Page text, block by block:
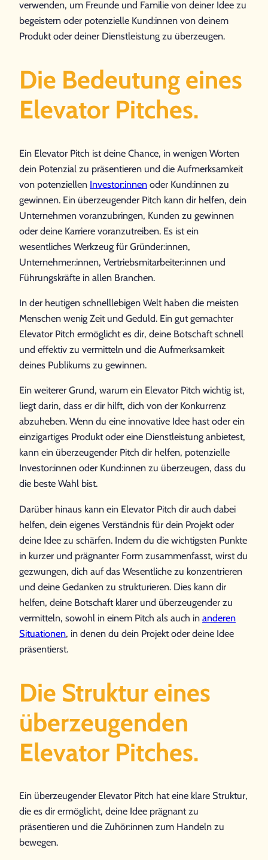
verwenden, um Freunde und Familie von deiner Idee zu
begeistern oder potenzielle Kund:innen von deinem
Produkt oder deiner Dienstleistung zu überzeugen.
Die Bedeutung eines
Elevator Pitches.
Ein Elevator Pitch ist deine Chance, in wenigen Worten
dein Potenzial zu präsentieren und die Aufmerksamkeit
von potenziellen Investor:innen oder Kund:innen zu
gewinnen. Ein überzeugender Pitch kann dir helfen, dein
Unternehmen voranzubringen, Kunden zu gewinnen
oder deine Karriere voranzutreiben. Es ist ein
wesentliches Werkzeug für Gründer:innen,
Unternehmer:innen, Vertriebsmitarbeiter:innen und
Führungskräfte in allen Branchen.
In der heutigen schnelllebigen Welt haben die meisten
Menschen wenig Zeit und Geduld. Ein gut gemachter
Elevator Pitch ermöglicht es dir, deine Botschaft schnell
und effektiv zu vermitteln und die Aufmerksamkeit
deines Publikums zu gewinnen.
Ein weiterer Grund, warum ein Elevator Pitch wichtig ist,
liegt darin, dass er dir hilft, dich von der Konkurrenz
abzuheben. Wenn du eine innovative Idee hast oder ein
einzigartiges Produkt oder eine Dienstleistung anbietest,
kann ein überzeugender Pitch dir helfen, potenzielle
Investor:innen oder Kund:innen zu überzeugen, dass du
die beste Wahl bist.
Darüber hinaus kann ein Elevator Pitch dir auch dabei
helfen, dein eigenes Verständnis für dein Projekt oder
deine Idee zu schärfen. Indem du die wichtigsten Punkte
in kurzer und prägnanter Form zusammenfasst, wirst du
gezwungen, dich auf das Wesentliche zu konzentrieren
und deine Gedanken zu strukturieren. Dies kann dir
helfen, deine Botschaft klarer und überzeugender zu
vermitteln, sowohl in einem Pitch als auch in anderen
Situationen, in denen du dein Projekt oder deine Idee
präsentierst.
Die Struktur eines
überzeugenden
Elevator Pitches.
Ein überzeugender Elevator Pitch hat eine klare Struktur,
die es dir ermöglicht, deine Idee prägnant zu
präsentieren und die Zuhör:innen zum Handeln zu
bewegen.